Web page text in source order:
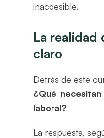
inaccesible.
La realidad
claro
Detrás de este
¿Qué
laboral?
La respuesta,